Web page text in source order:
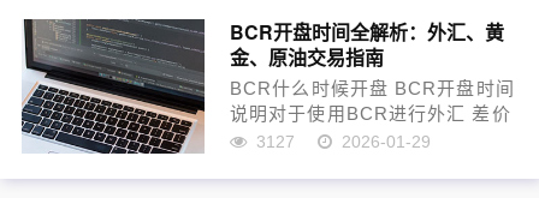
解其风险和机会至关重要...
BCR开盘时间全解析：外汇、黄
金、原油交易指南
BCR什么时候开盘 BCR开盘时间
说明对于使用BCR进行外汇 差价
合约等交易的投资者来说 了解平
3127 2026-01-29